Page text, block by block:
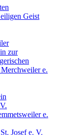
Geist
zur
e.
e.
Josef e. V.